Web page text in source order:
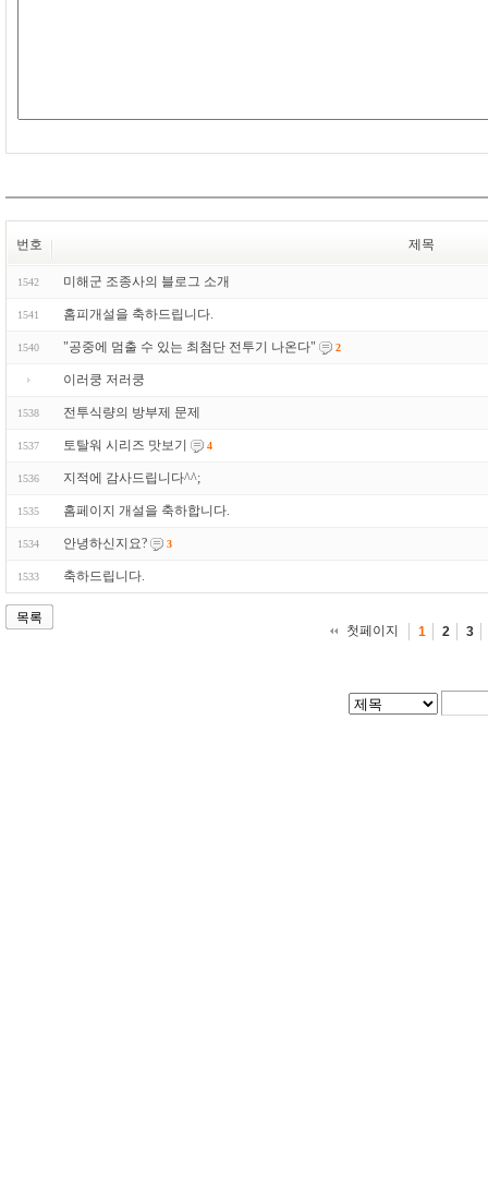
번호 제목
1542 미해군 조종사의 블로그 소개
1541 홈피개설을 축하드립니다.
1540 "공중에 멈출 수 있는 최첨단 전투기 나온다" 2
이러쿵 저러쿵
1538 전투식량의 방부제 문제
1537 토탈워 시리즈 맛보기 4
1536 지적에 감사드립니다^^;
1535 홈페이지 개설을 축하합니다.
1534 안녕하신지요? 3
1533 축하드립니다.
목록
첫페이지
1 2 3